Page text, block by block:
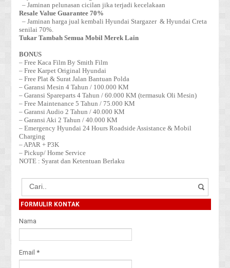
– Jaminan pelunasan cicilan jika terjadi kecelakaan
Resale Value Guarantee 70%
– Jaminan harga jual kembali Hyundai Stargazer & Hyundai Creta
senilai 70%.
Tukar Tambah Semua Mobil Merek Lain
BONUS
– Free Kaca Film By Smith Film
– Free Karpet Original Hyundai
– Free Plat & Surat Jalan Bantuan Polda
– Garansi Mesin 4 Tahun / 100.000 KM
– Garansi Spareparts 4 Tahun / 60.000 KM (termasuk Oli Mesin)
– Free Maintenance 5 Tahun / 75.000 KM
– Garansi Audio 2 Tahun / 40.000 KM
– Garansi Aki 2 Tahun / 40.000 KM
– Emergency Hyundai 24 Hours Roadside Assistance & Mobil
Charging
– APAR + P3K
– Pickup/ Home Service
NOTE : Syarat dan Ketentuan Berlaku
FORMULIR KONTAK
Nama
Email*